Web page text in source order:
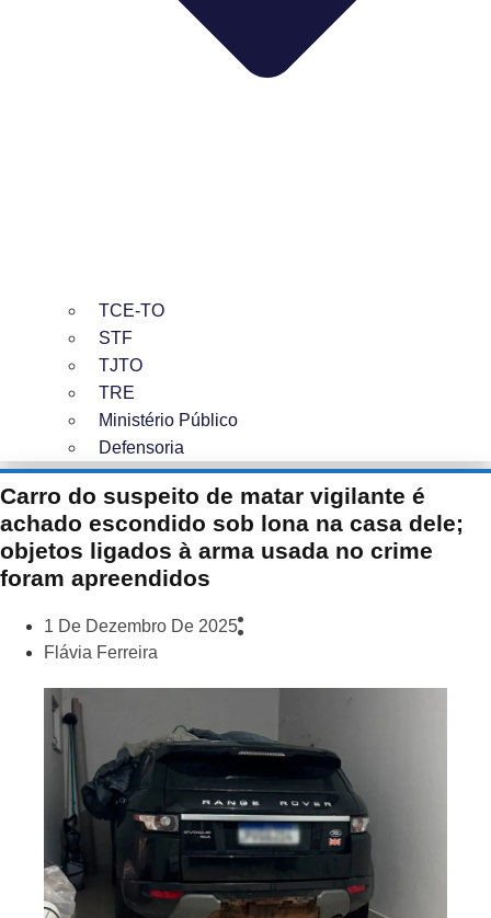
TCE-TO
STF
TJTO
TRE
Ministério Público
Defensoria
Carro do suspeito de matar vigilante é
achado escondido sob lona na casa dele;
objetos ligados à arma usada no crime
foram apreendidos
1 De Dezembro De 2025
Flávia Ferreira